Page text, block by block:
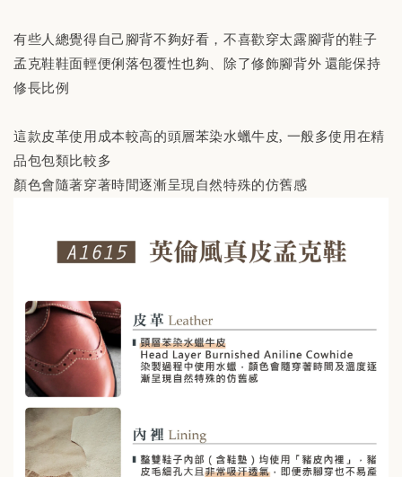
有些人總覺得自己腳背不夠好看，不喜歡穿太露腳背的鞋子
孟克鞋鞋面輕便俐落包覆性也夠、除了修飾腳背外 還能保持
修長比例
這款皮革使用成本較高的頭層苯染水蠟牛皮, 一般多使用在精
品包包類比較多
顏色會隨著穿著時間逐漸呈現自然特殊的仿舊感